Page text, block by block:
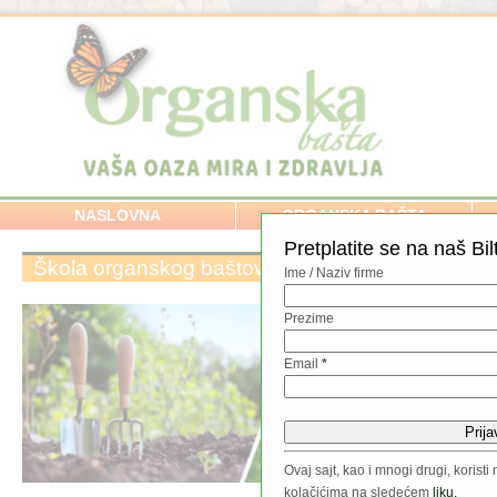
NASLOVNA ORGANSKA BAŠTA
Škola organskog baštovanstva – raspored
Pretplatite se na naš
Ime / Naziv firme
Prezime
Email *
Ovaj sajt, kao i mnogi drugi,
kolačićima na sledećem liku.